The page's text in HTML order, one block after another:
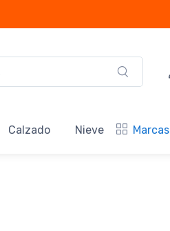
Calzado Nieve Marcas